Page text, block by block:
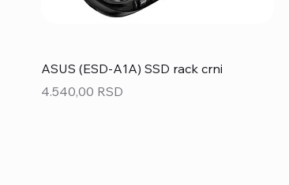
ASUS (ESD-A1A) SSD rack crni
Price
4.540,00 RSD